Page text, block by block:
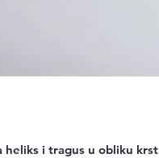
heliks i tragus u obliku krst